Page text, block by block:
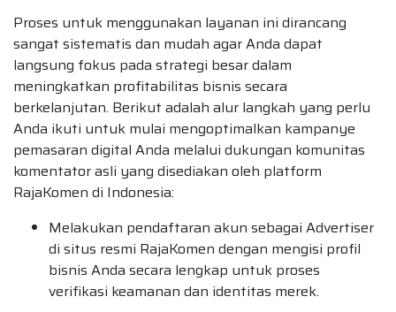
Proses untuk menggunakan layanan ini dirancang
sangat sistematis dan mudah agar Anda dapat
langsung fokus pada strategi besar dalam
meningkatkan profitabilitas bisnis secara
berkelanjutan. Berikut adalah alur langkah yang perlu
Anda ikuti untuk mulai mengoptimalkan kampanye
pemasaran digital Anda melalui dukungan komunitas
komentator asli yang disediakan oleh platform
RajaKomen di Indonesia:
Melakukan pendaftaran akun sebagai Advertiser
di situs resmi RajaKomen dengan mengisi profil
bisnis Anda secara lengkap untuk proses
verifikasi keamanan dan identitas merek.